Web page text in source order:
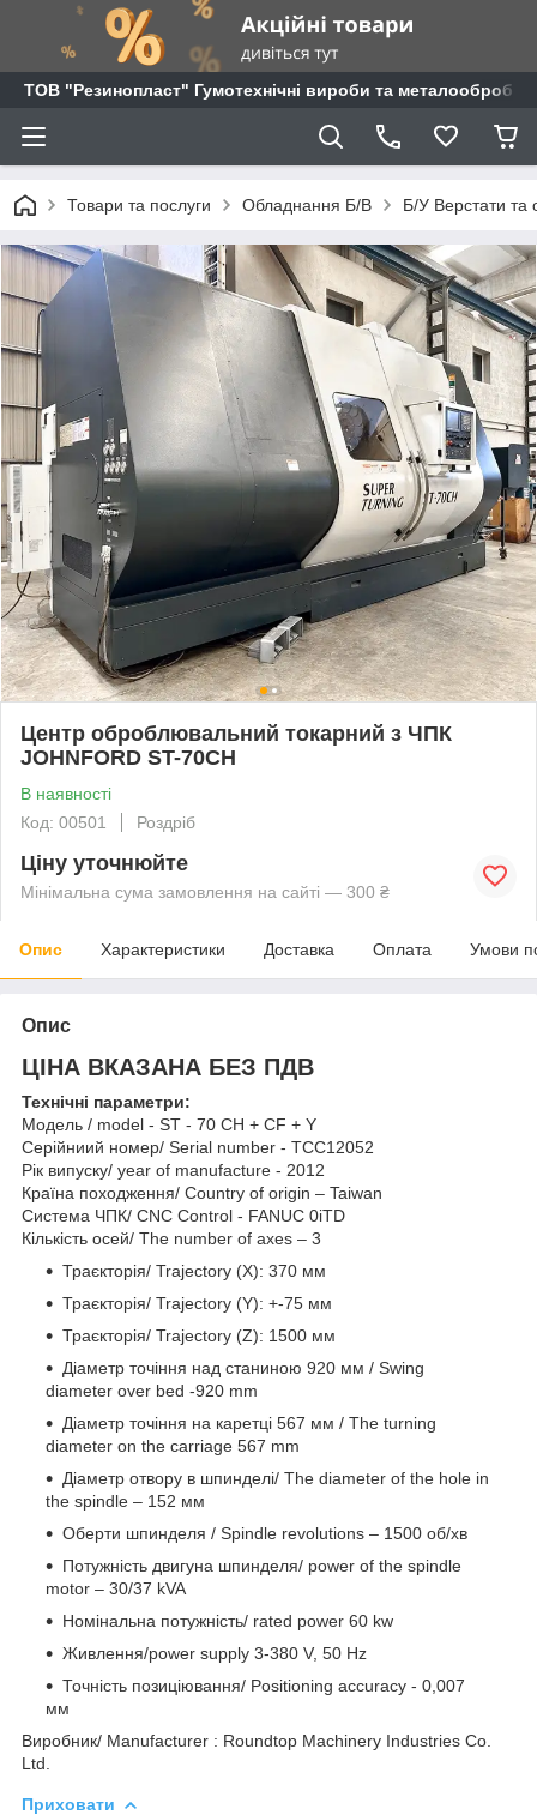
ТОВ "Резинопласт" Гумотехнічні вироби та металообробка
Товари та послуги Обладнання Б/В Б/У Верстати та
Центр оброблювальний токарний з ЧПК
JOHNFORD ST-70CH
В наявності
Код: 00501
Роздріб
Ціну уточнюйте
Мінімальна сума замовлення на сайті — 300 ₴
Опис Характеристики Доставка Оплата Умови
Опис
ЦІНА ВКАЗАНА БЕЗ ПДВ
Технічні параметри:
Модель / model - ST - 70 CH + CF + Y
Серійниий номер/ Serial number - TCC12052
Рік випуску/ year of manufacture - 2012
Країна походження/ Country of origin – Taiwan
Система ЧПК/ CNC Control - FANUC 0iTD
Кількість осей/ The number of axes – 3
Траєкторія/ Trajectory (X): 370 мм
Траєкторія/ Trajectory (Y): +-75 мм
Траєкторія/ Trajectory (Z): 1500 мм
Діаметр точіння над станиною 920 мм / Swing
diameter over bed -920 mm
Діаметр точіння на каретці 567 мм / The turning
diameter on the carriage 567 mm
Діаметр отвору в шпинделі/ The diameter of the hole in
the spindle – 152 мм
Оберти шпинделя / Spindle revolutions – 1500 об/хв
Потужність двигуна шпинделя/ power of the spindle
motor – 30/37 kVA
Номінальна потужність/ rated power 60 kw
Живлення/power supply 3-380 V, 50 Hz
Точність позиціювання/ Positioning accuracy - 0,007
мм
Виробник/ Manufacturer : Roundtop Machinery Industries Co.
Ltd.
Приховати